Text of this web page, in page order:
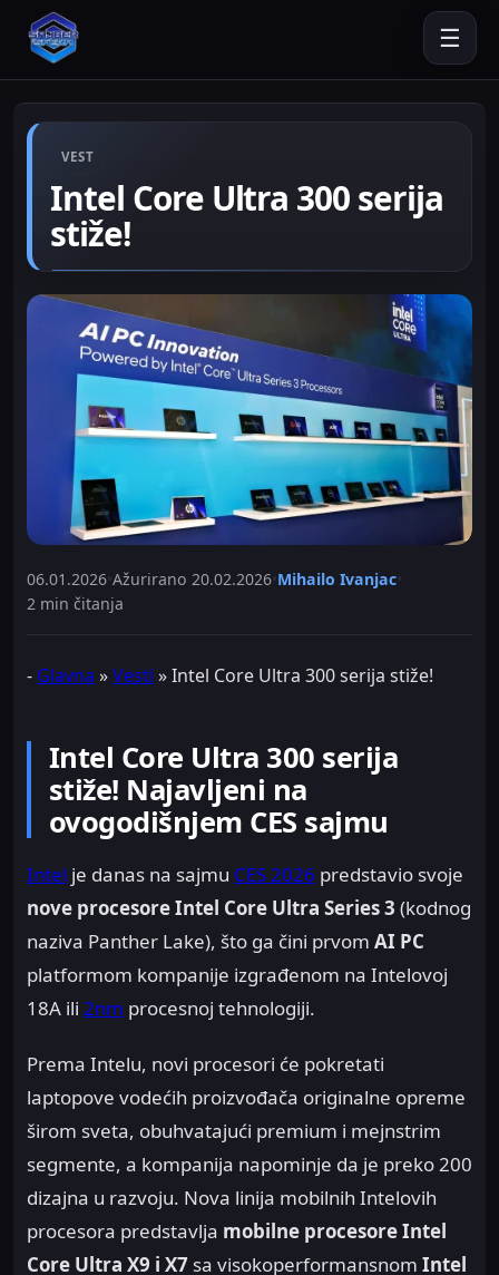
☰
VEST
Intel Core Ultra 300 serija
stiže!
06.01.2026 Ažurirano 20.02.2026 Mihailo Ivanjac
2 min čitanja
- Glavna »Vesti »Intel Core Ultra 300 serija stiže!
Intel Core Ultra 300 serija
stiže! Najavljeni na
ovogodišnjem CES sajmu
Intel je danas na sajmu CES 2026 predstavio svoje
nove procesore Intel Core Ultra Series 3 (kodnog
naziva Panther Lake), što ga čini prvom AI PC
platformom kompanije izgrađenom na Intelovoj
18A ili 2nm procesnoj tehnologiji.
Prema Intelu, novi procesori će pokretati
laptopove vodećih proizvođača originalne opreme
širom sveta, obuhvatajući premium i mejnstrim
segmente, a kompanija napominje da je preko 200
dizajna u razvoju. Nova linija mobilnih Intelovih
procesora predstavlja mobilne procesoreIntel
Core Ultra X9 i X7 sa visokoperformansnom Intel